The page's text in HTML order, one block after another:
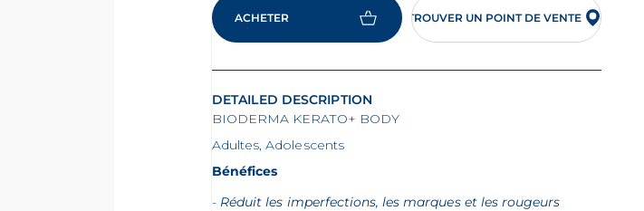
ACHETER TROUVER UN POINT DE VENTE
DETAILED DESCRIPTION
BIODERMA KERATO+ BODY
Adultes, Adolescents
Bénéfices
Réduit les imperfections, les marques et les rougeurs